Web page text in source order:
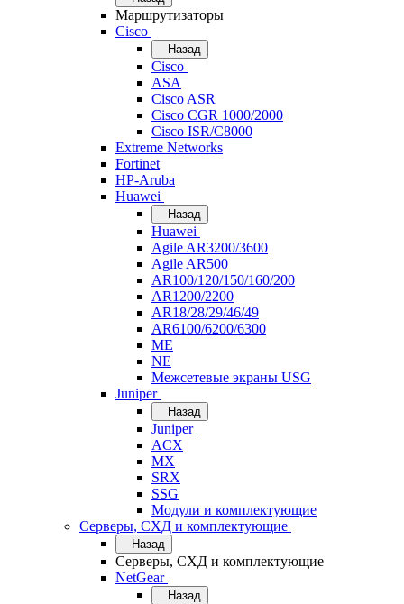
Маршрутизаторы
Cisco
Назад
Cisco
ASA
Cisco ASR
Cisco CGR 1000/2000
Cisco ISR/С8000
Extreme Networks
Fortinet
HP-Aruba
Huawei
Назад
Huawei
Agile AR3200/3600
Agile AR500
AR100/120/150/160/200
AR1200/2200
AR18/28/29/46/49
AR6100/6200/6300
ME
NE
Межсетевые экраны USG
Juniper
Назад
Juniper
ACX
MX
SRX
SSG
Модули и комплектующие
Серверы, СХД и комплектующие
Назад
Серверы, СХД и комплектующие
NetGear
Назад